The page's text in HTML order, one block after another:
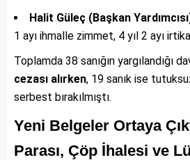
Halit Güleç (Başkan
1 ayı ihmalle zimmet, 4 yıl 2 ayı
Toplamda 38 sanığın yargılandığı
cezası alırken, 19 sanık ise
serbest bırakılmıştı.
Yeni Belgeler Ortaya
Parası, Çöp İhalesi ve